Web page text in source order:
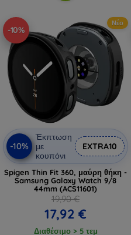
-10%
Νέο
-10%
Έκπτωση
με
κουπόνι
EXTRA10
Spigen Thin Fit 360, μαύρη θήκη -
Samsung Galaxy Watch 9/8
44mm (ACS11601)
19,90 €
17,92 €
Διαθέσιμο > 5 τεμ